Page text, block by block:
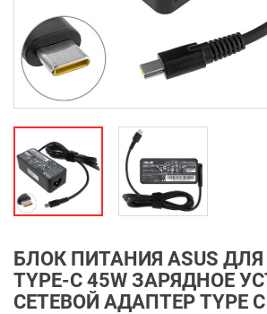
БЛОК ПИТАНИЯ ASUS
TYPE-C 45W ЗАРЯДНОЕ
СЕТЕВОЙ АДАПТЕР TYPE C